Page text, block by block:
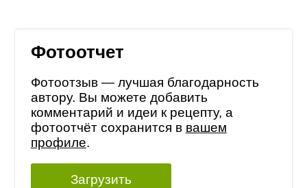
Фотоотчет
Фотоотзыв — лучшая благодарность
автору. Вы можете добавить
комментарий и идеи к рецепту, а
фотоотчёт сохранится в вашем
профиле.
Загрузить